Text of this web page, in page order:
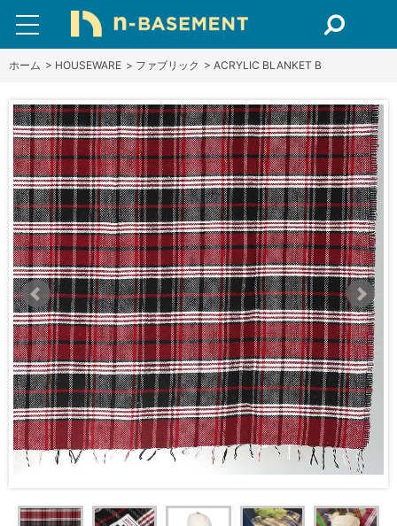
ホーム > HOUSEWARE > ファブリック > ACRYLIC BLANKET B